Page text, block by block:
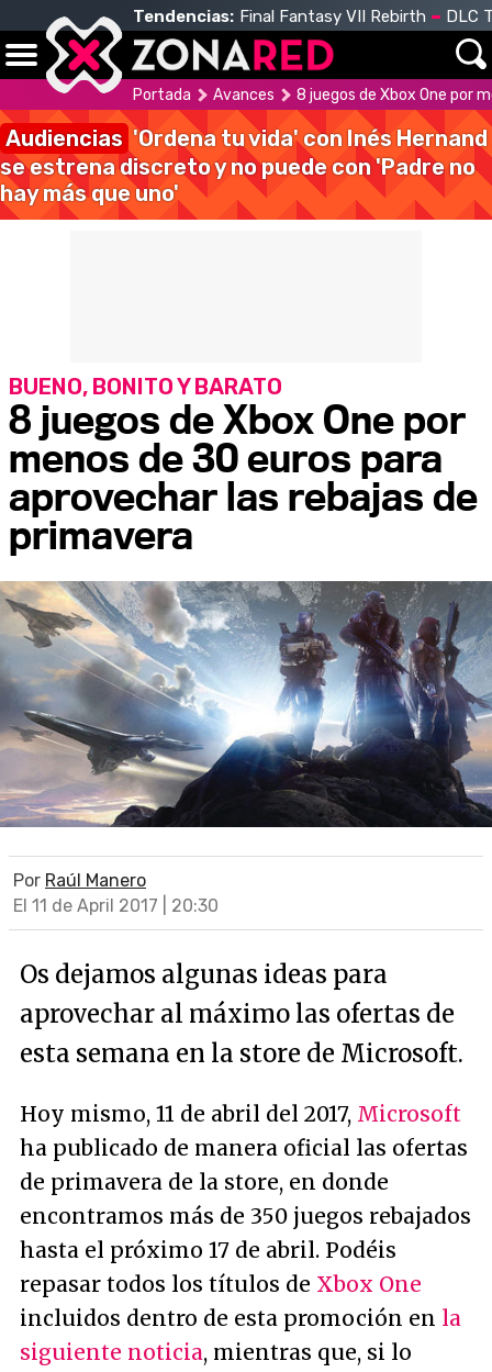
Tendencias: Final Fantasy VII Rebirth DLC
Portada Avances 8 juegos de Xbox One por
Audiencias 'Ordena tu vida' con Inés Hernand
se estrena discreto y no puede con 'Padre no
hay más que uno'
8 juegos de Xbox One por
menos de 30 euros para
aprovechar las rebajas de
primavera
BUENO, BONITO Y BARATO
Por Raúl Manero
El 11 de April 2017 | 20:30
Os dejamos algunas ideas para
aprovechar al máximo las ofertas de
esta semana en la store de Microsoft.
Hoy mismo, 11 de abril del 2017, Microsoft
ha publicado de manera oficial las ofertas
de primavera de la store, en donde
encontramos más de 350 juegos rebajados
hasta el próximo 17 de abril. Podéis
repasar todos los títulos de Xbox One
incluidos dentro de esta promoción en la
siguiente noticia, mientras que, si lo